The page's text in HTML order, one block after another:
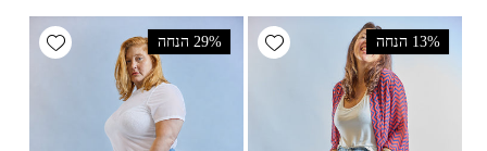
Add wishlist 13% הנחה wishlist 29% הנחה